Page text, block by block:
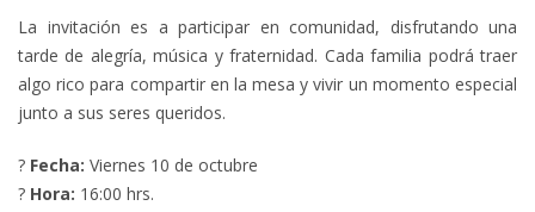
La invitación es a participar en comunidad, disfrutando una
tarde de alegría, música y fraternidad. Cada familia podrá traer
algo rico para compartir en la mesa y vivir un momento especial
junto a sus seres queridos.
? Fecha: Viernes 10 de octubre
? Hora: 16:00 hrs.